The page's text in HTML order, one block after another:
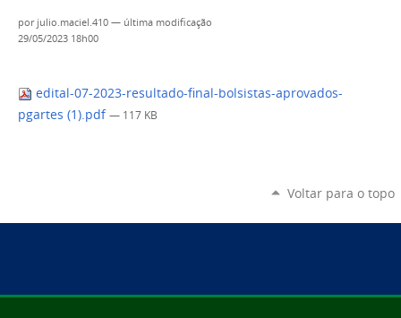
por julio.maciel.410 — última modificação
29/05/2023 18h00
edital-07-2023-resultado-final-bolsistas-aprovados-
pgartes (1).pdf — 117 KB
Voltar para o topo